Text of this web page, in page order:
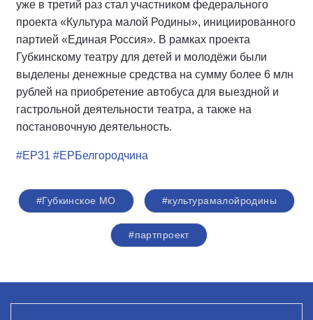
уже в третий раз стал участником федерального
проекта «Культура малой Родины», инициированного
партией «Единая Россия». В рамках проекта
Губкинскому театру для детей и молодёжи были
выделены денежные средства на сумму более 6 млн
рублей на приобретение автобуса для выездной и
гастрольной деятельности театра, а также на
постановочную деятельность.
#ЕР31 #ЕРБелгородчина
#Губкинское МО #культурамалойродины
#партпроект